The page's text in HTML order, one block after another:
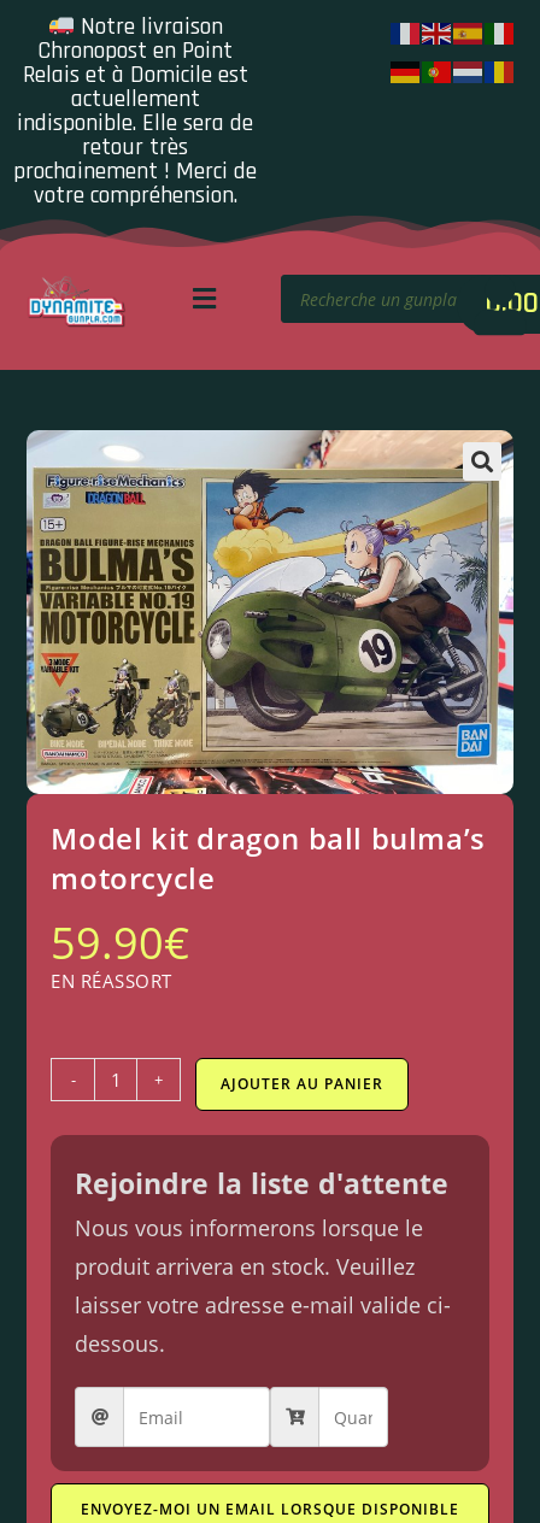
Notre livraison
Chronopost en Point
Relais et à Domicile est
actuellement
indisponible. Elle sera de
retour très
prochainement ! Merci de
votre compréhension.
0.00
Model kit dragon ball bulma’s
motorcycle
59.90€
EN RÉASSORT
- + AJOUTER AU PANIER
Rejoindre la liste d'attente
Nous vous informerons lorsque le
produit arrivera en stock. Veuillez
laisser votre adresse e-mail valide ci-
dessous.
ENVOYEZ-MOI UN EMAIL LORSQUE DISPONIBLE